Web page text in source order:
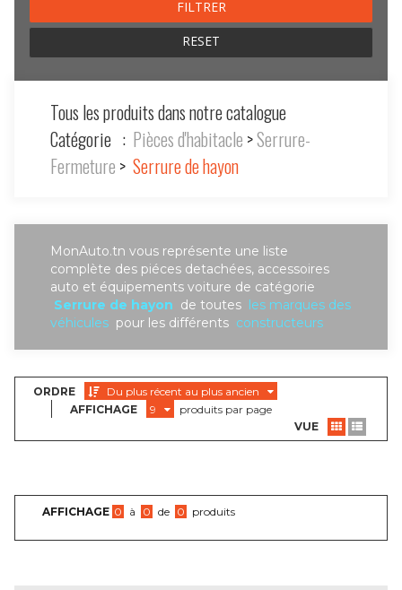
RESET
Tous les produits dans notre catalogue
Catégorie : Pièces d'habitacle >Serrure-
Fermeture > Serrure de hayon
MonAuto.tn vous représente une liste
complète des piéces detachées, accessoires
auto et équipements voiture de catégorie
Serrure de hayon de toutes les marques des
véhicules pour les différents constructeurs
ORDRE
Du plus récent au plus ancien
AFFICHAGE
9
produits par page
VUE
AFFICHAGE 0 à 0 de 0 produits